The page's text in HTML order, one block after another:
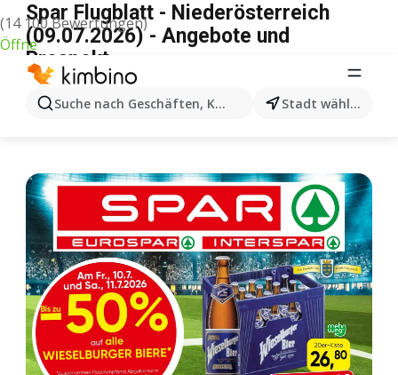
(14 100 Bewertungen)
Öffne
Suche nach Geschäften, Kategorien, Produkten...
Stadt wählen
Spar Flugblatt - Niederösterreich
(09.07.2026) - Angebote und
Prospekt